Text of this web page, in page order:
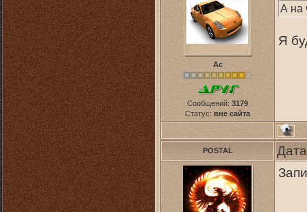
Ас
Сообщений: 3179
Статус: вне сайта
А на
Я
POSTAL